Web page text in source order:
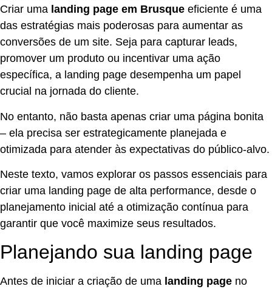
Criar uma landing page em Brusque eficiente é uma
das estratégias mais poderosas para aumentar as
conversões de um site. Seja para capturar leads,
promover um produto ou incentivar uma ação
específica, a landing page desempenha um papel
crucial na jornada do cliente.
No entanto, não basta apenas criar uma página bonita
– ela precisa ser estrategicamente planejada e
otimizada para atender às expectativas do público-alvo.
Neste texto, vamos explorar os passos essenciais para
criar uma landing page de alta performance, desde o
planejamento inicial até a otimização contínua para
garantir que você maximize seus resultados.
Planejando sua landing page
Antes de iniciar a criação de uma landing page no